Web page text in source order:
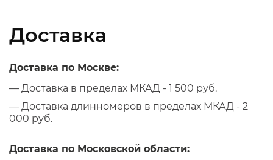
Доставка
Доставка по Москве:
— Доставка в пределах МКАД - 1 500 руб.
— Доставка длинномеров в пределах МКАД - 2
000 руб.
Доставка по Московской области: